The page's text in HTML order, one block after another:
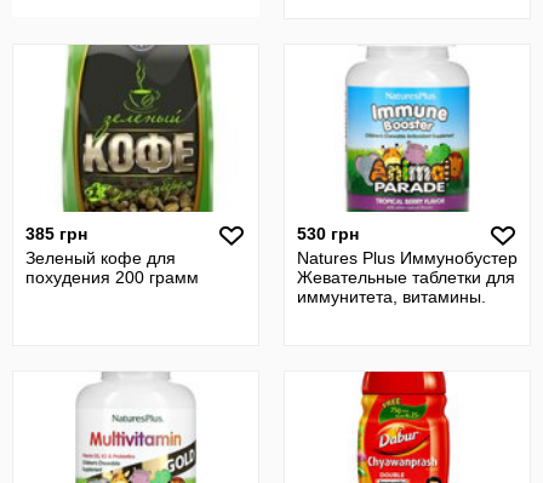
385 грн
Зеленый кофе для
похудения 200 грамм
530 грн
Natures Plus Иммунобустер
Жевательные таблетки для
иммунитета, витамины.